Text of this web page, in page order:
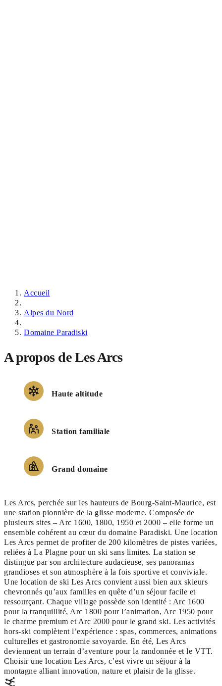
Accueil
Alpes du Nord
Domaine Paradiski
A propos de Les Arcs
Haute altitude
Station familiale
Grand domaine
Les Arcs, perchée sur les hauteurs de Bourg-Saint-Maurice, est
une station pionnière de la glisse moderne. Composée de
plusieurs sites – Arc 1600, 1800, 1950 et 2000 – elle forme un
ensemble cohérent au cœur du domaine Paradiski. Une location
Les Arcs permet de profiter de 200 kilomètres de pistes variées,
reliées à La Plagne pour un ski sans limites. La station se
distingue par son architecture audacieuse, ses panoramas
grandioses et son atmosphère à la fois sportive et conviviale.
Une location de ski Les Arcs convient aussi bien aux skieurs
chevronnés qu’aux familles en quête d’un séjour facile et
ressourçant. Chaque village possède son identité : Arc 1600
pour la tranquillité, Arc 1800 pour l’animation, Arc 1950 pour
le charme premium et Arc 2000 pour le grand ski. Les activités
hors-ski complètent l’expérience : spas, commerces, animations
culturelles et gastronomie savoyarde. En été, Les Arcs
deviennent un terrain d’aventure pour la randonnée et le VTT.
Choisir une location Les Arcs, c’est vivre un séjour à la
montagne alliant innovation, nature et plaisir de la glisse.